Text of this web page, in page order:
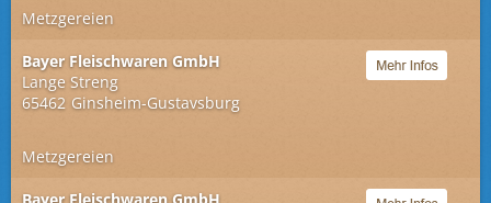
Metzgereien
Bayer Fleischwaren GmbH
Lange Streng
65462 Ginsheim-Gustavsburg
Metzgereien